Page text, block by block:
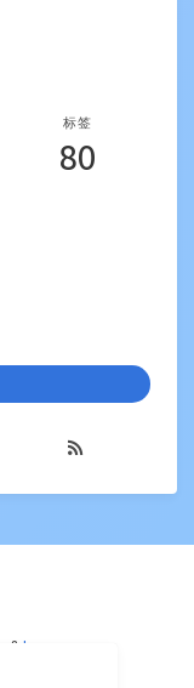
标签
80
& Icarus